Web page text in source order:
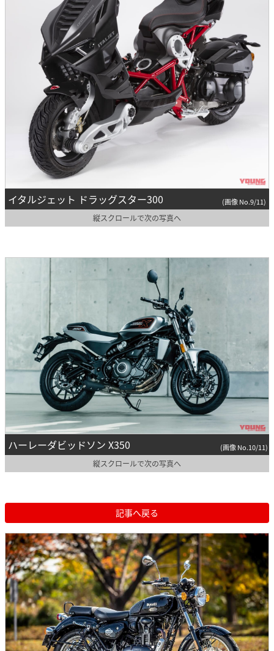
イタルジェット ドラッグスター300 (画像 No.9/11)
縦スクロールで次の写真へ
ハーレーダビッドソン X350 (画像 No.10/11)
縦スクロールで次の写真へ
記事へ戻る